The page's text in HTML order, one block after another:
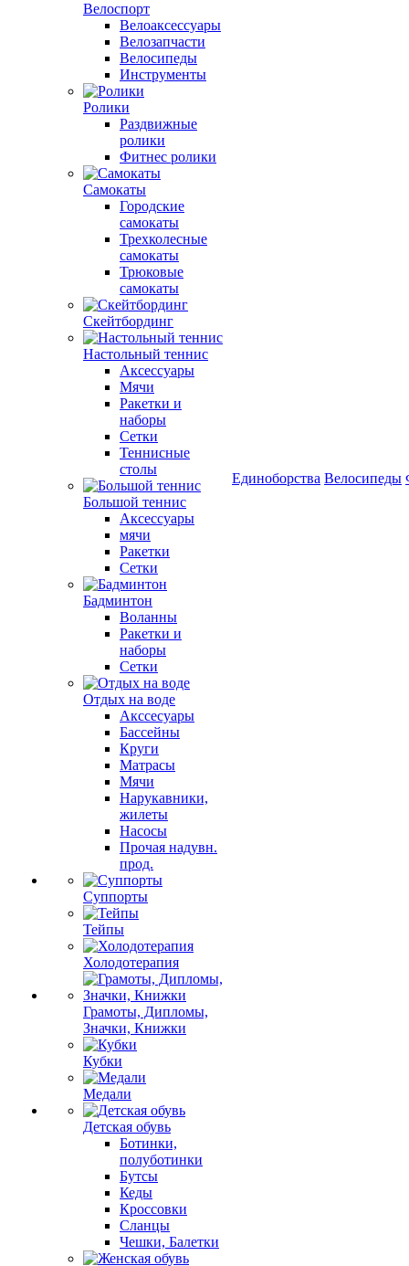
Велоспорт
Велоаксессуары
Велозапчасти
Велосипеды
Инструменты
Ролики
Раздвижные
ролики
Фитнес ролики
Самокаты
Городские
самокаты
Трехколесные
самокаты
Трюковые
самокаты
Скейтбординг
Настольный теннис
Аксессуары
Мячи
Ракетки и
наборы
Сетки
Теннисные
столы
Большой теннис
Аксессуары
мячи
Ракетки
Сетки
Бадминтон
Воланны
Ракетки и
наборы
Сетки
Отдых на воде
Акссесуары
Бассейны
Круги
Матрасы
Мячи
Нарукавники,
жилеты
Насосы
Прочая надувн.
прод.
Суппорты
Тейпы
Холодотерапия
Грамоты, Дипломы,
Значки, Книжки
Кубки
Медали
Детская обувь
Ботинки,
полуботинки
Бутсы
Кеды
Кроссовки
Сланцы
Чешки, Балетки
Единоборства Велосипеды